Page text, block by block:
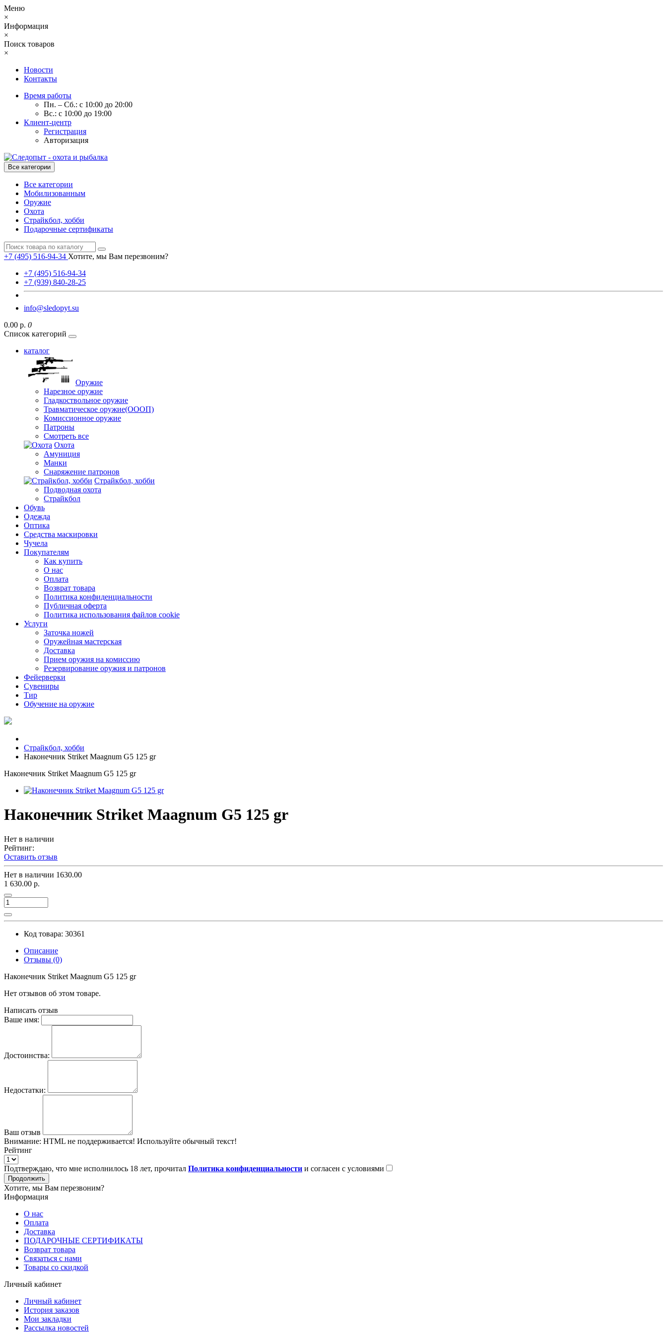
Меню
×
Информация
×
Поиск товаров
×
Новости
Контакты
Время работы
Пн. – Сб.: с 10:00 до 20:00
Вс.: с 10:00 до 19:00
Клиент-центр
Регистрация
Авторизация
Все категории
Все категории
Мобилизованным
Оружие
Охота
Страйкбол, хобби
Подарочные сертификаты
+7 (495) 516-94-34 Хотите, мы Вам перезвоним?
+7 (495) 516-94-34
+7 (939) 840-28-25
info@sledopyt.su
0.00 р. 0
Список категорий
каталог
Оружие
Нарезное оружие
Гладкоствольное оружие
Травматическое оружие(ОООП)
Комиссионное оружие
Патроны
Смотреть все
Охота
Амуниция
Манки
Снаряжение патронов
Страйкбол, хобби
Подводная охота
Страйкбол
Обувь
Одежда
Оптика
Средства маскировки
Чучела
Покупателям
Как купить
О нас
Оплата
Возврат товара
Политика конфиденциальности
Публичная оферта
Политика использования файлов cookie
Услуги
Заточка ножей
Оружейная мастерская
Доставка
Прием оружия на комиссию
Резервирование оружия и патронов
Фейерверки
Сувениры
Тир
Обучение на оружие
Страйкбол, хобби
Наконечник Striket Maagnum G5 125 gr
Наконечник Striket Maagnum G5 125 gr
Наконечник Striket Maagnum G5 125 gr
Нет в наличии
Рейтинг:
Оставить отзыв
Нет в наличии 1630.00
1 630.00 р.
Код товара: 30361
Описание
Отзывы (0)
Наконечник Striket Maagnum G5 125 gr
Нет отзывов об этом товаре.
Написать отзыв
Ваше имя:
Достоинства:
Недостатки:
Ваш отзыв
Внимание: HTML не поддерживается! Используйте обычный текст!
Рейтинг
Подтверждаю, что мне исполнилось 18 лет, прочитал Политика конфиденциальности и согласен с условиями
Продолжить
Хотите, мы Вам перезвоним?
Информация
О нас
Оплата
Доставка
ПОДАРОЧНЫЕ СЕРТИФИКАТЫ
Возврат товара
Связаться с нами
Товары со скидкой
Личный кабинет
Личный кабинет
История заказов
Мои закладки
Рассылка новостей